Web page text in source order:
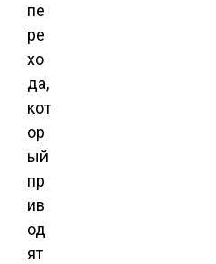
пе
ре
хо
да,
кот
ор
ый
пр
ив
од
ят